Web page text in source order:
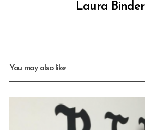
Laura Binder
You may also like